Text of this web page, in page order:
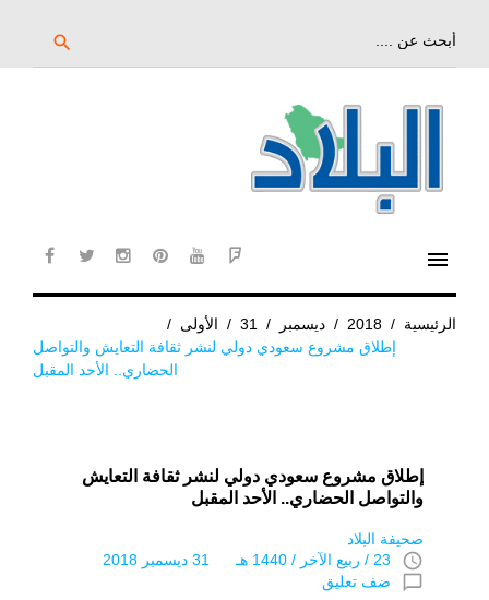
search
menu
الرئيسية /
2018
/ ديسمبر /
31
/ الأولى /
إطلاق مشروع سعودي دولي لنشر ثقافة التعايش والتواصل
الحضاري.. الأحد المقبل
إطلاق مشروع سعودي دولي لنشر ثقافة التعايش
والتواصل الحضاري.. الأحد المقبل
صحيفة البلاد
access_time 23 / ربيع الآخر / 1440 هـ 31 ديسمبر 2018
chat_bubble_outline ضف تعليق